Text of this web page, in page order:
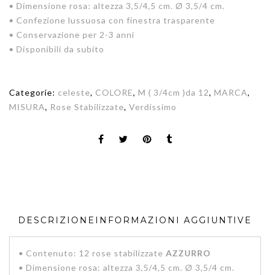
• Dimensione rosa: altezza 3,5/4,5 cm. Ø 3,5/4 cm.
• Confezione lussuosa con finestra trasparente
• Conservazione per 2-3 anni
• Disponibili da subito
Categorie: celeste, COLORE, M ( 3/4cm )da 12, MARCA,
MISURA, Rose Stabilizzate, Verdissimo
DESCRIZIONE INFORMAZIONI AGGIUNTIVE
• Contenuto: 12 rose stabilizzate AZZURRO
• Dimensione rosa: altezza 3,5/4,5 cm. Ø 3,5/4 cm.